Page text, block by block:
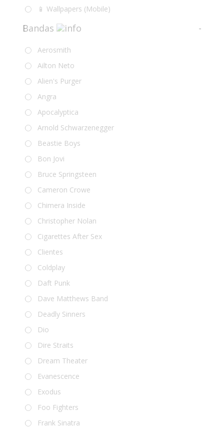
📱 Wallpapers (Mobile)
Bandas -
Aerosmith
Ailton Neto
Alien's Purger
Angra
Apocalyptica
Arnold Schwarzenegger
Beastie Boys
Bon Jovi
Bruce Springsteen
Cameron Crowe
Chimera Inside
Christopher Nolan
Cigarettes After Sex
Clientes
Coldplay
Daft Punk
Dave Matthews Band
Deadly Sinners
Dio
Dire Straits
Dream Theater
Evanescence
Exodus
Foo Fighters
Frank Sinatra